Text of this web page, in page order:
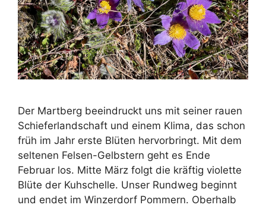
Der Martberg beeindruckt uns mit seiner rauen
Schieferlandschaft und einem Klima, das schon
früh im Jahr erste Blüten hervorbringt. Mit dem
seltenen Felsen-Gelbstern geht es Ende
Februar los. Mitte März folgt die kräftig violette
Blüte der Kuhschelle. Unser Rundweg beginnt
und endet im Winzerdorf Pommern. Oberhalb